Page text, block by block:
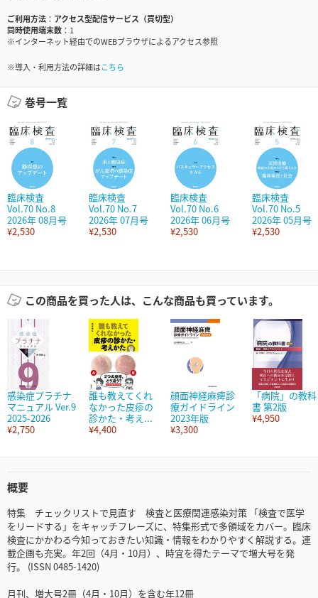
ご利用方法
アクセス型配信サービス（買切型）
同時使用端末数
1
※インターネット経由でのWEBブラウザによるアクセス参照
※導入・利用方法の詳細はこちら
巻号一覧
臨床検査
Vol.70 No.8
2026年 08月号
¥2,530
臨床検査
Vol.70 No.7
2026年 07月号
¥2,530
臨床検査
Vol.70 No.6
2026年 06月号
¥2,530
臨床検査
Vol.70 No.5
2026年 05月号
¥2,530
この商品を買った人は、こんな商品も買っています。
感染症プラチナ
マニュアル Ver.9
2025-2026
¥2,750
誰も教えてくれ
なかった皮疹の
診かた・考え...
¥4,400
顔面神経麻痺診
療ガイドライン
2023年版
¥3,300
「病院」の教科
書 第2版
¥4,950
概要
特集 チェックリストで見直す 検査と医療関連感染対策 「検査で医学
をリードする」をキャッチフレーズに、特集形式で多領域をカバー。臨床
検査にかかわる今知っておきたい知識・情報をわかりやすく解説する。連
載企画も充実。年2回（4月・10月）、時宜を得たテーマで増大号を発
行。 (ISSN 0485-1420)
月刊、増大号2冊（4月・10月）を含む年12冊